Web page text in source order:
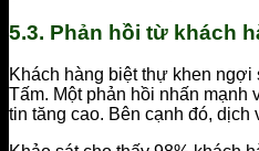
5.3. Phản hồi từ khách
Khách hàng biệt thự khen
Tấm. Một phản hồi nhấn mạnh
tin tăng cao. Bên cạnh đó, dịch